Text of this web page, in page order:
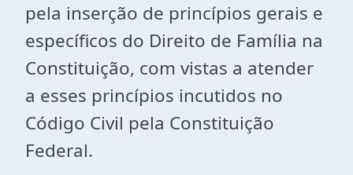
pela inserção de princípios gerais e
específicos do Direito de Família na
Constituição, com vistas a atender
a esses princípios incutidos no
Código Civil pela Constituição
Federal.